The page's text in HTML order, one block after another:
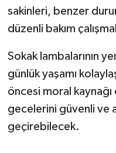
sakinleri, benzer
düzenli bakım
Sokak lambalarının
günlük yaşamı
öncesi moral
gecelerini güvenli ve
geçirebilecek.